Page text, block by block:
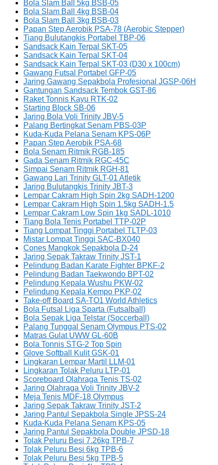
Bola Slam Ball 5kg BSB-05
Bola Slam Ball 4kg BSB-04
Bola Slam Ball 3kg BSB-03
Papan Step Aerobik PSA-78 (Aerobic Stepper)
Tiang Bulutangkis Portabel TBP-06
Sandsack Kain Terpal SKT-05
Sandsack Kain Terpal SKT-04
Sandsack Kain Terpal SKT-03 (D30 x 100cm)
Gawang Futsal Portabel GFP-05
Jaring Gawang Sepakbola Profesional JGSP-06H
Gantungan Sandsack Tembok GST-86
Raket Tonnis Kayu RTK-02
Starting Block SB-06
Jaring Bola Voli Trinity JBV-5
Palang Bertingkat Senam PBS-03P
Kuda-Kuda Pelana Senam KPS-06P
Papan Step Aerobik PSA-68
Bola Senam Ritmik RGB-185
Gada Senam Ritmik RGC-45C
Simpai Senam Ritmik RGH-81
Gawang Lari Trinity GLT-01 Atletik
Jaring Bulutangkis Trinity JBT-3
Lempar Cakram High Spin 2kg SADH-1200
Lempar Cakram High Spin 1.5kg SADH-1.5
Lempar Cakram Low Spin 1kg SADL-1010
Tiang Bola Tenis Portabel TTP-02P
Tiang Lompat Tinggi Portabel TLTP-03
Mistar Lompat Tinggi SAC-BX040
Cones Mangkok Sepakbola D-24
Jaring Sepak Takraw Trinity JST-1
Pelindung Badan Karate Fighter BPKF-2
Pelindung Badan Taekwondo BPT-02
Pelindung Kepala Wushu PKW-02
Pelindung Kepala Kempo PKP-02
Take-off Board SA-TO1 World Athletics
Bola Futsal Liga Sparta (Futsalball)
Bola Sepak Liga Telstar (Soccerball)
Palang Tunggal Senam Olympus PTS-02
Matras Gulat UWW GL-60B
Bola Tonnis STG-2 Top Spin
Glove Softball Kulit GSK-01
Lingkaran Lempar Martil LLM-01
Lingkaran Tolak Peluru LTP-01
Scoreboard Olahraga Tenis TS-02
Jaring Olahraga Voli Trinity JBV-2
Meja Tenis MDF-18 Olympus
Jaring Sepak Takraw Trinity JST-2
Jaring Pantul Sepakbola Single JPSS-24
Kuda-Kuda Pelana Senam KPS-05
Jaring Pantul Sepakbola Double JPSD-18
Tolak Peluru Besi 7.26kg TPB-7
Tolak Peluru Besi 6kg TPB-6
Tolak Peluru Besi 5kg TPB-5